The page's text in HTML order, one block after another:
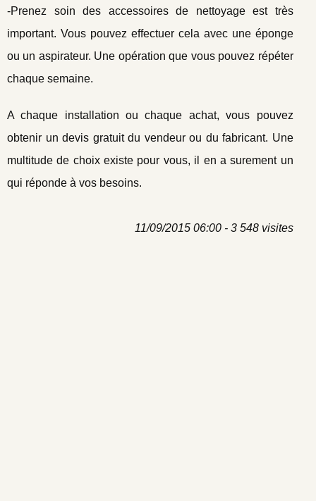
-Prenez soin des accessoires de nettoyage est très
important. Vous pouvez effectuer cela avec une éponge
ou un aspirateur. Une opération que vous pouvez répéter
chaque semaine.
A chaque installation ou chaque achat, vous pouvez
obtenir un devis gratuit du vendeur ou du fabricant. Une
multitude de choix existe pour vous, il en a surement un
qui réponde à vos besoins.
11/09/2015 06:00 - 3 548 visites